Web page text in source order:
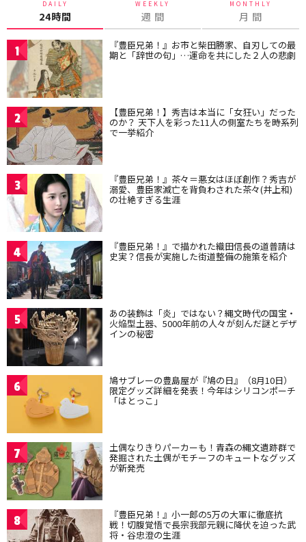
DAILY
24時間
WEEKLY
週 間
MONTHLY
月 間
1 『豊臣兄弟！』お市と柴田勝家、自刃しての最
期と「辞世の句」…運命を共にした２人の悲劇
2 【豊臣兄弟！】秀吉は本当に「女狂い」だった
のか？ 天下人を彩った11人の側室たちを時系列
で一挙紹介
3 『豊臣兄弟！』茶々＝悪女はほぼ創作？秀吉が
溺愛、豊臣家滅亡を背負わされた茶々(井上和)
の壮絶すぎる生涯
4 『豊臣兄弟！』で描かれた織田信長の道普請は
史実？信長が実施した街道整備の施策を紹介
5 あの装飾は「炎」ではない？縄文時代の国宝・
火焔型土器、5000年前の人々が刻んだ謎とデザ
インの秘密
6 鳩サブレーの豊島屋が『鳩の日』（8月10日）
限定グッズ詳細を発表！今年はシリコンポーチ
「はとっこ」
7 土偶なりきりパーカーも！青森の縄文遺跡群で
発掘された土偶がモチーフのキュートなグッズ
が新発売
8 『豊臣兄弟！』小一郎の5万の大軍に徹底抗
戦！切腹覚悟で長宗我部元親に降伏を迫った武
将・谷忠澄の生涯